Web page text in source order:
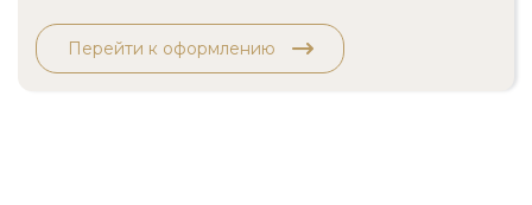
Перейти к оформлению